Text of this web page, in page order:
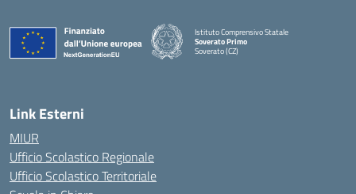
Istituto Comprensivo Statale
Soverato Primo
Soverato (CZ)
Link Esterni
MIUR
Ufficio Scolastico Regionale
Ufficio Scolastico Territoriale